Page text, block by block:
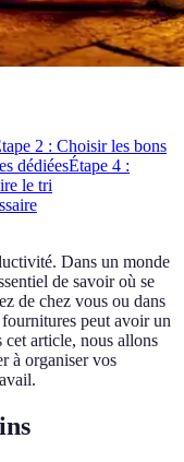
2 : Choisir les bons
dédiéesÉtape 4 :
le tri
Dans un monde
de savoir où se
de chez vous ou dans
peut avoir un
article, nous allons
à organiser vos